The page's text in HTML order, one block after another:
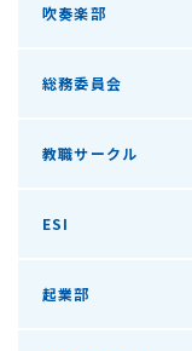
吹奏楽部
総務委員会
教職サークル
ESI
起業部